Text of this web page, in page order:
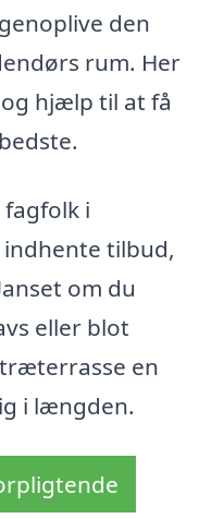
den
rum. Her
hjælp til at få
i
tilbud,
om du
eller blot
en
i længden.